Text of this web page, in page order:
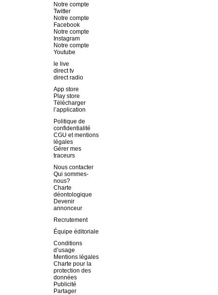
Notre compte
Twitter
Notre compte
Facebook
Notre compte
Instagram
Notre compte
Youtube
le live
direct tv
direct radio
App store
Play store
Télécharger
l’application
Politique de
confidentialité
CGU et mentions
légales
Gérer mes
traceurs
Nous contacter
Qui sommes-
nous?
Charte
déontologique
Devenir
annonceur
Recrutement
Équipe éditoriale
Conditions
d’usage
Mentions légales
Charte pour la
protection des
données
Publicité
Partager